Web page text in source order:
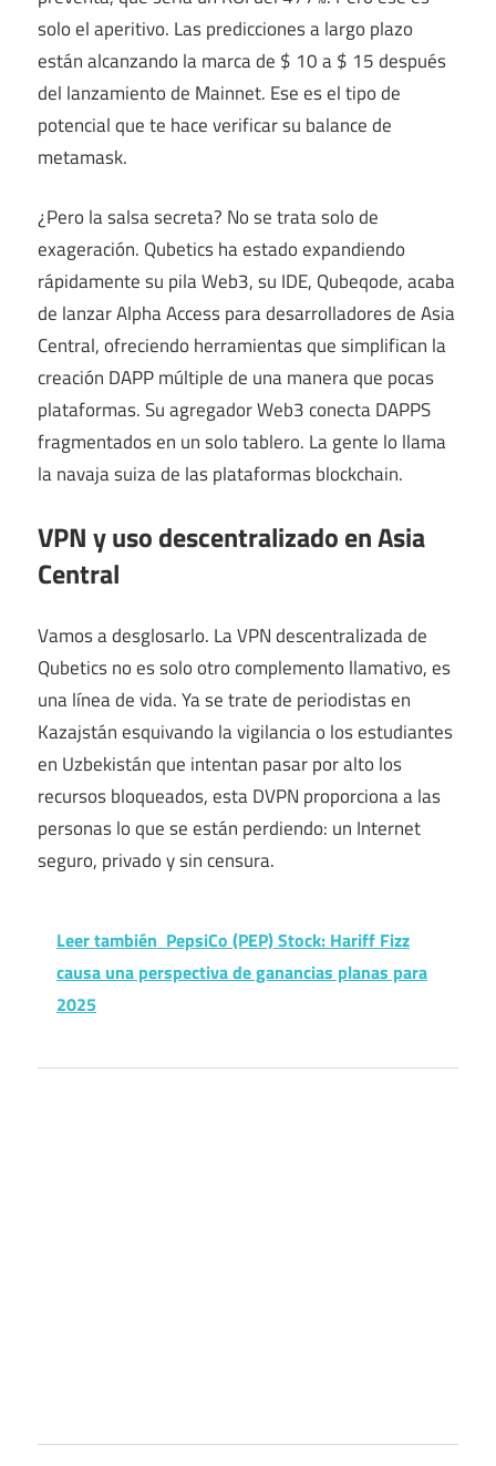
solo el aperitivo. Las predicciones a largo plazo
están alcanzando la marca de $ 10 a $ 15 después
del lanzamiento de Mainnet. Ese es el tipo de
potencial que te hace verificar su balance de
metamask.
¿Pero la salsa secreta? No se trata solo de
exageración. Qubetics ha estado expandiendo
rápidamente su pila Web3, su IDE, Qubeqode, acaba
de lanzar Alpha Access para desarrolladores de Asia
Central, ofreciendo herramientas que simplifican la
creación DAPP múltiple de una manera que pocas
plataformas. Su agregador Web3 conecta DAPPS
fragmentados en un solo tablero. La gente lo llama
la navaja suiza de las plataformas blockchain.
VPN y uso descentralizado en Asia
Central
Vamos a desglosarlo. La VPN descentralizada de
Qubetics no es solo otro complemento llamativo, es
una línea de vida. Ya se trate de periodistas en
Kazajstán esquivando la vigilancia o los estudiantes
en Uzbekistán que intentan pasar por alto los
recursos bloqueados, esta DVPN proporciona a las
personas lo que se están perdiendo: un Internet
seguro, privado y sin censura.
Leer también PepsiCo (PEP) Stock: Hariff Fizz
causa una perspectiva de ganancias planas para
2025